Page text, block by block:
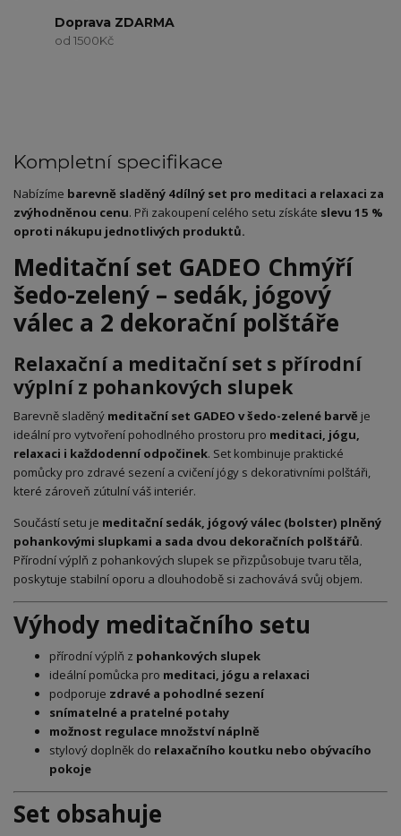
Doprava ZDARMA
od 1500Kč
Kompletní specifikace
Nabízíme barevně sladěný 4dílný set pro meditaci a relaxaci za
zvýhodněnou cenu. Při zakoupení celého setu získáte slevu 15 %
oproti nákupu jednotlivých produktů.
Meditační set GADEO Chmýří
šedo-zelený – sedák, jógový
válec a 2 dekorační polštáře
Relaxační a meditační set s přírodní
výplní z pohankových slupek
Barevně sladěný meditační set GADEO v šedo-zelené barvě je
ideální pro vytvoření pohodlného prostoru pro meditaci, jógu,
relaxaci i každodenní odpočinek. Set kombinuje praktické
pomůcky pro zdravé sezení a cvičení jógy s dekorativními polštáři,
které zároveň zútulní váš interiér.
Součástí setu je meditační sedák, jógový válec (bolster) plněný
pohankovými slupkami a sada dvou dekoračních polštářů.
Přírodní výplň z pohankových slupek se přizpůsobuje tvaru těla,
poskytuje stabilní oporu a dlouhodobě si zachovává svůj objem.
Výhody meditačního setu
přírodní výplň z pohankových slupek
ideální pomůcka pro meditaci, jógu a relaxaci
podporuje zdravé a pohodlné sezení
snímatelné a pratelné potahy
možnost regulace množství náplně
stylový doplněk do relaxačního koutku nebo obývacího
pokoje
Set obsahuje